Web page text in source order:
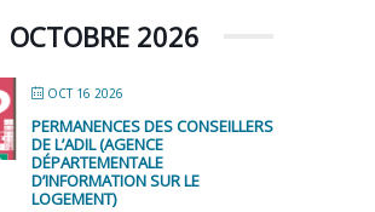
OCTOBRE 2026
OCT 16 2026
PERMANENCES DES CONSEILLERS
DE L’ADIL (AGENCE
DÉPARTEMENTALE
D’INFORMATION SUR LE
LOGEMENT)